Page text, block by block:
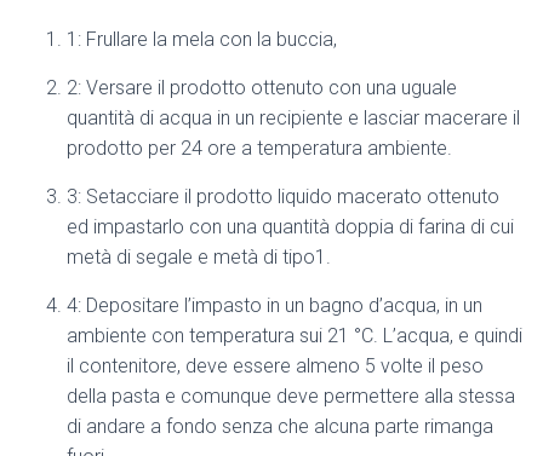
1: Frullare la mela con la buccia,
2: Versare il prodotto ottenuto con una uguale
quantità di acqua in un recipiente e lasciar macerare il
prodotto per 24 ore a temperatura ambiente.
3: Setacciare il prodotto liquido macerato ottenuto
ed impastarlo con una quantità doppia di farina di cui
metà di segale e metà di tipo1.
4: Depositare l’impasto in un bagno d’acqua, in un
ambiente con temperatura sui 21 °C. L’acqua, e quindi
il contenitore, deve essere almeno 5 volte il peso
della pasta e comunque deve permettere alla stessa
di andare a fondo senza che alcuna parte rimanga